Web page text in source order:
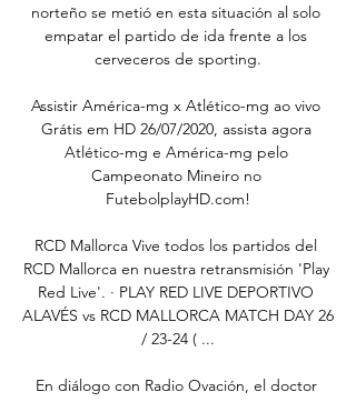
norteño se metió en esta situación al solo
empatar el partido de ida frente a los
cerveceros de sporting.
Assistir América-mg x Atlético-mg ao vivo
Grátis em HD 26/07/2020, assista agora
Atlético-mg e América-mg pelo
Campeonato Mineiro no
FutebolplayHD.com!
RCD Mallorca Vive todos los partidos del
RCD Mallorca en nuestra retransmisión 'Play
Red Live'. · PLAY RED LIVE DEPORTIVO
ALAVÉS vs RCD MALLORCA MATCH DAY 26
/ 23-24 ( ...
En diálogo con Radio Ovación, el doctor